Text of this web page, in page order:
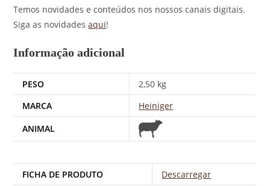
Temos novidades e conteúdos nos nossos canais digitais.
Siga as novidadesaqui!
Informação adicional
PESO
2,50 kg
MARCA
Heiniger
ANIMAL
FICHA DE PRODUTO Descarregar